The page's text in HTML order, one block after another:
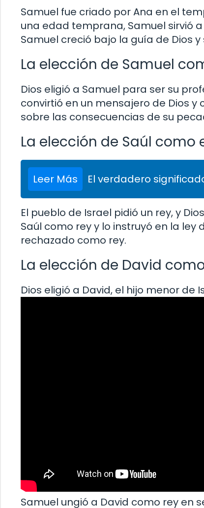
Samuel fue criado por Ana en el
una edad temprana, Samuel sirvió
Samuel creció bajo la guía de Dios
La elección de Samuel
Dios eligió a Samuel para ser su
convirtió en un mensajero de Dios y
sobre las consecuencias de su
La elección de Saúl como
Leer Más El verdadero
El pueblo de Israel pidió un rey, y
Saúl como rey y lo instruyó en la ley
rechazado como rey.
La elección de David
Dios eligió a David, el hijo menor de
Samuel ungió a David como rey en